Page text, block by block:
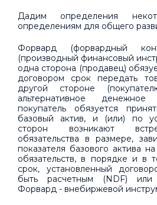
Дадим определения
определениям для общего
Форвард (форвардный
(производный финансовый
одна сторона (продавец)
договором срок передать
другой стороне
альтернативное
покупатель обязуется
базовый актив, и (или) по
сторон возникают
обязательства в размере,
показателя базового актива
обязательств, в порядке и в
срок, установленный
быть расчетным (NDF) или
Форвард - внебиржевой